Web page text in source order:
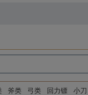
斧类 弓类 回力镖 小刀